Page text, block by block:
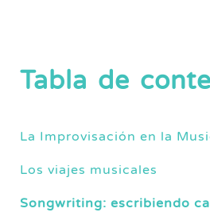
Tabla de
La Improvisación en la
Los viajes musicales
Songwriting: escribiendo